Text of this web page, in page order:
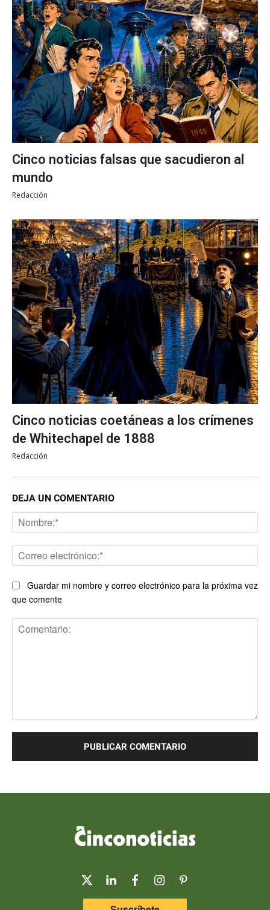
Cinco noticias falsas que sacudieron al
mundo
Redacción
Cinco noticias coetáneas a los crímenes
de Whitechapel de 1888
Redacción
DEJA UN COMENTARIO
Guardar mi nombre y correo electrónico para la próxima vez
que comente